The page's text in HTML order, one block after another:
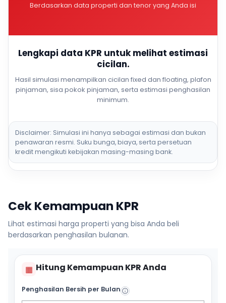
Berdasarkan data properti dan tenor yang Anda isi
Lengkapi data KPR untuk melihat estimasi
cicilan.
Hasil simulasi menampilkan cicilan fixed dan floating, plafon
pinjaman, sisa pokok pinjaman, serta estimasi penghasilan
minimum.
Disclaimer: Simulasi ini hanya sebagai estimasi dan bukan
penawaran resmi. Suku bunga, biaya, serta persetuan
kredit mengikuti kebijakan masing-masing bank.
Cek Kemampuan KPR
Lihat estimasi harga properti yang bisa Anda beli
berdasarkan penghasilan bulanan.
▦ Hitung Kemampuan KPR Anda
Penghasilan Bersih per Bulan